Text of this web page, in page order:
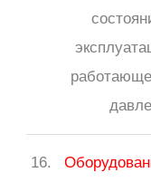
16.